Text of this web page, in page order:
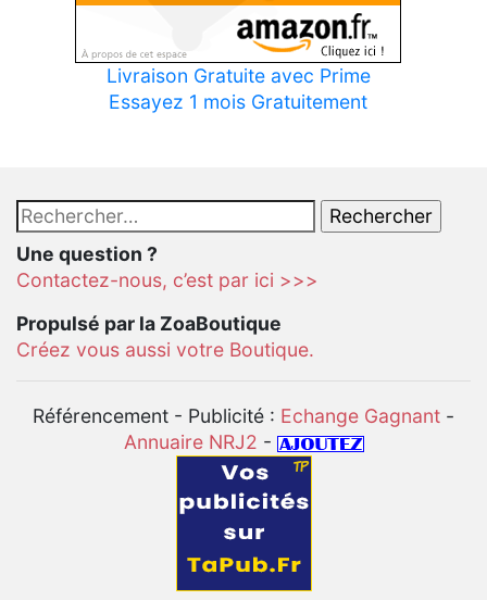
Livraison Gratuite avec Prime
Essayez 1 mois Gratuitement
Rechercher :
Une question ?
Contactez-nous, c’est par ici >>>
Propulsé par la ZoaBoutique
Créez vous aussi votre Boutique.
Référencement - Publicité : Echange Gagnant -
Annuaire NRJ2 -